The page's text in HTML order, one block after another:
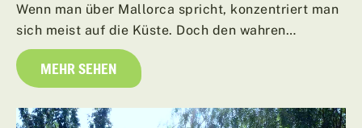
Wenn man über Mallorca spricht, konzentriert man
sich meist auf die Küste. Doch den wahren…
MEHR SEHEN